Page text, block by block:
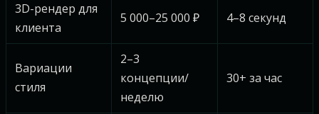
3D-рендер для
клиента
5 000–25 000 ₽ 4–8 секунд
Вариации
стиля
2–3
концепции/
неделю
30+ за час